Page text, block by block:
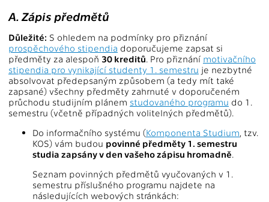
A. Zápis předmětů
Důležité: S ohledem na podmínky pro přiznání
prospěchového stipendia doporučujeme zapsat si
předměty za alespoň 30 kreditů. Pro přiznání motivačního
stipendia pro vynikající studenty 1. semestru je nezbytné
absolvovat předepsaným způsobem (a tedy mít také
zapsané) všechny předměty zahrnuté v doporučeném
průchodu studijním plánem studovaného programu do 1.
semestru (včetně případných volitelných předmětů).
Do informačního systému (Komponenta Studium, tzv.
KOS) vám budou povinné předměty 1. semestru
studia zapsány v den vašeho zápisu hromadně.
Seznam povinných předmětů vyučovaných v 1.
semestru příslušného programu najdete na
následujících webových stránkách: